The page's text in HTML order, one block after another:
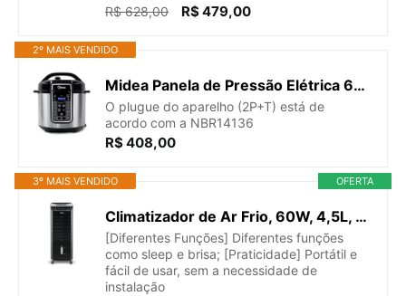
R$ 628,00
R$ 479,00
2º MAIS VENDIDO
Midea Panela de Pressão Elétrica 6L com 12 receitas pré-programadas, 3 níveis de pressão e display digital, silenciosa e segura com 10 recursos de segurança, 127V
O plugue do aparelho (2P+T) está de
acordo com a NBR14136
R$ 408,00
OFERTA
3º MAIS VENDIDO
Climatizador de Ar Frio, 60W, 4,5L, Midea Preto 110V, AKAP1
[Diferentes Funções] Diferentes funções
como sleep e brisa; [Praticidade] Portátil e
fácil de usar, sem a necessidade de
instalação